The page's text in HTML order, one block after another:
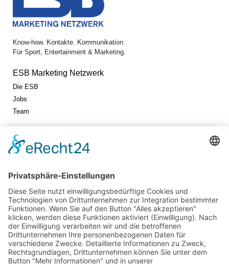
Know-how. Kontakte. Kommunikation.
Für Sport, Entertainment & Marketing.
ESB Marketing Netzwerk
Die ESB
Jobs
Team
Jetzt vernetzen!
Die ESB auf LinkedIn
Newsletter abonnieren
Events
360° ENTERTAINMENT
eps ARENA SUMMIT
FANCOMMERCE FORUM